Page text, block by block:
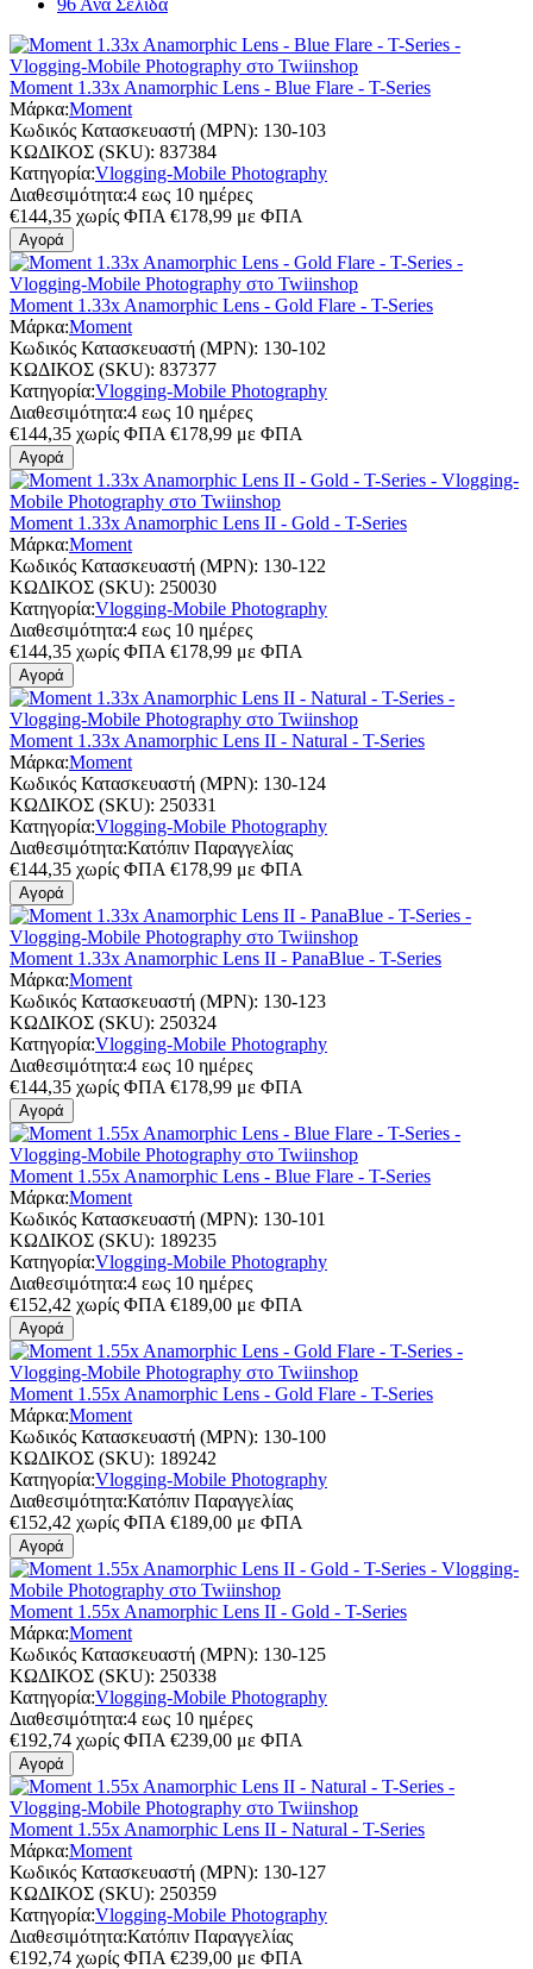
96 Ανα Σελίδα
Moment 1.33x Anamorphic Lens - Blue Flare - T-Series
Μάρκα:Moment
Κωδικός Κατασκευαστή (MPN): 130-103
ΚΩΔΙΚΟΣ (SKU): 837384
Κατηγορία:Vlogging-Mobile Photography
Διαθεσιμότητα:4 εως 10 ημέρες
€144,35 χωρίς ΦΠΑ €178,99 με ΦΠΑ
Αγορά
Moment 1.33x Anamorphic Lens - Gold Flare - T-Series
Μάρκα:Moment
Κωδικός Κατασκευαστή (MPN): 130-102
ΚΩΔΙΚΟΣ (SKU): 837377
Κατηγορία:Vlogging-Mobile Photography
Διαθεσιμότητα:4 εως 10 ημέρες
€144,35 χωρίς ΦΠΑ €178,99 με ΦΠΑ
Αγορά
Moment 1.33x Anamorphic Lens II - Gold - T-Series
Μάρκα:Moment
Κωδικός Κατασκευαστή (MPN): 130-122
ΚΩΔΙΚΟΣ (SKU): 250030
Κατηγορία:Vlogging-Mobile Photography
Διαθεσιμότητα:4 εως 10 ημέρες
€144,35 χωρίς ΦΠΑ €178,99 με ΦΠΑ
Αγορά
Moment 1.33x Anamorphic Lens II - Natural - T-Series
Μάρκα:Moment
Κωδικός Κατασκευαστή (MPN): 130-124
ΚΩΔΙΚΟΣ (SKU): 250331
Κατηγορία:Vlogging-Mobile Photography
Διαθεσιμότητα:Κατόπιν Παραγγελίας
€144,35 χωρίς ΦΠΑ €178,99 με ΦΠΑ
Αγορά
Moment 1.33x Anamorphic Lens II - PanaBlue - T-Series
Μάρκα:Moment
Κωδικός Κατασκευαστή (MPN): 130-123
ΚΩΔΙΚΟΣ (SKU): 250324
Κατηγορία:Vlogging-Mobile Photography
Διαθεσιμότητα:4 εως 10 ημέρες
€144,35 χωρίς ΦΠΑ €178,99 με ΦΠΑ
Αγορά
Moment 1.55x Anamorphic Lens - Blue Flare - T-Series
Μάρκα:Moment
Κωδικός Κατασκευαστή (MPN): 130-101
ΚΩΔΙΚΟΣ (SKU): 189235
Κατηγορία:Vlogging-Mobile Photography
Διαθεσιμότητα:4 εως 10 ημέρες
€152,42 χωρίς ΦΠΑ €189,00 με ΦΠΑ
Αγορά
Moment 1.55x Anamorphic Lens - Gold Flare - T-Series
Μάρκα:Moment
Κωδικός Κατασκευαστή (MPN): 130-100
ΚΩΔΙΚΟΣ (SKU): 189242
Κατηγορία:Vlogging-Mobile Photography
Διαθεσιμότητα:Κατόπιν Παραγγελίας
€152,42 χωρίς ΦΠΑ €189,00 με ΦΠΑ
Αγορά
Moment 1.55x Anamorphic Lens II - Gold - T-Series
Μάρκα:Moment
Κωδικός Κατασκευαστή (MPN): 130-125
ΚΩΔΙΚΟΣ (SKU): 250338
Κατηγορία:Vlogging-Mobile Photography
Διαθεσιμότητα:4 εως 10 ημέρες
€192,74 χωρίς ΦΠΑ €239,00 με ΦΠΑ
Αγορά
Moment 1.55x Anamorphic Lens II - Natural - T-Series
Μάρκα:Moment
Κωδικός Κατασκευαστή (MPN): 130-127
ΚΩΔΙΚΟΣ (SKU): 250359
Κατηγορία:Vlogging-Mobile Photography
Διαθεσιμότητα:Κατόπιν Παραγγελίας
€192,74 χωρίς ΦΠΑ €239,00 με ΦΠΑ